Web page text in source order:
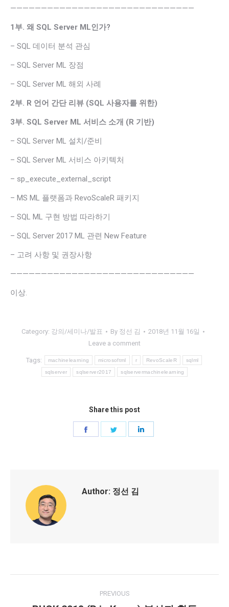
——————————————————————————————
1부. 왜 SQL Server ML인가?
– SQL 데이터 분석 관심
– SQL Server ML 장점
– SQL Server ML 해외 사례
2부. R 언어 간단 리뷰 (SQL 사용자를 위한)
3부. SQL Server ML 서비스 소개 (R 기반)
– SQL Server ML 설치/준비
– SQL Server ML 서비스 아키텍처
– sp_execute_external_script
– MS ML 플랫폼과 RevoScaleR 패키지
– SQL ML 구현 방법 따라하기
– SQL Server 2017 ML 관련 New Feature
– 고려 사항 및 권장사항
——————————————————————————————
이상.
Category: 강의/세미나/발표 By 정선 김
2018년 11월 16일
Leave a comment
Tags: machinelearning microsoftml r RevoScaleR sqlml
sqlserver sqlserver2017 sqlservermachinelearning
Share this post
Share
Author: 정선 김
PREVIOUS